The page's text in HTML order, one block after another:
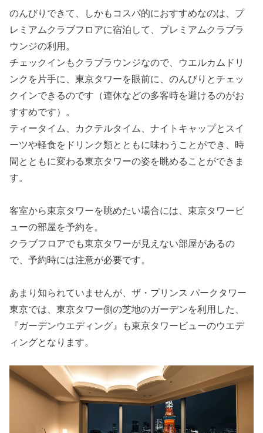
のんびりできて、しかもコスパ的におすすめなのは、プ
レミアムクラブフロアに宿泊して、プレミアムクラブラ
ウンジの利用。
チェックインもクラブラウンジなので、ウエルカムドリ
ンクを片手に、東京タワーを眼前に、のんびりとチェッ
クインできるのです（連休などの多客時を避けるのがお
すすめです）。
ティータイム、カクテルタイム、ナイトキャップとスイ
ーツや軽食をドリンク類とともに味わうことができ、時
間とともに変わる東京タワーの姿を眺めることができま
す。
客室から東京タワーを眺めたい場合には、東京タワービ
ューの部屋を予約を。
クラブフロアでも東京タワーが見えない部屋があるの
で、予約時には注意が必要です。
あまり知られていませんが、ザ・プリンス パークタワー
東京では、東京タワー側の芝地のガーデンを利用した、
『ガーデンウエディング』も東京タワービューのウエデ
ィングとなります。